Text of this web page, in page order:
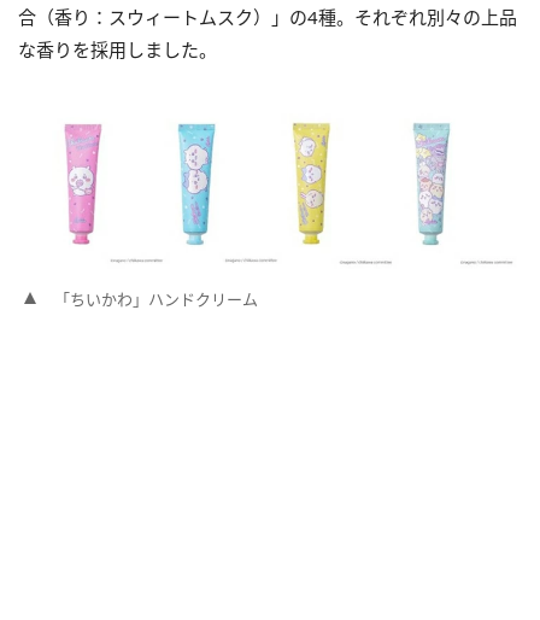
合（香り：スウィートムスク）」の4種。それぞれ別々の上品
な香りを採用しました。
「ちいかわ」ハンドクリーム